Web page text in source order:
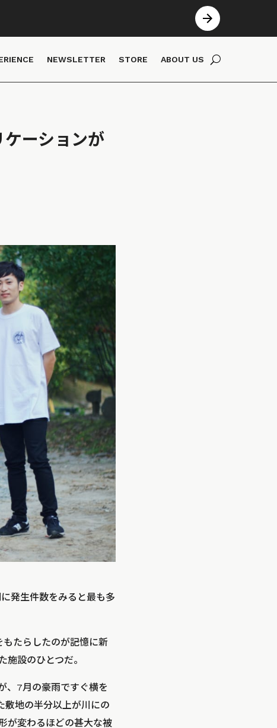
NEWSLETTER STORE ABOUT US
ーションが
発生件数をみると最も多
たらしたのが記憶に新
設のひとつだ。
、7月の豪雨ですぐ横を
敷地の半分以上が川にの
が変わるほどの甚大な被